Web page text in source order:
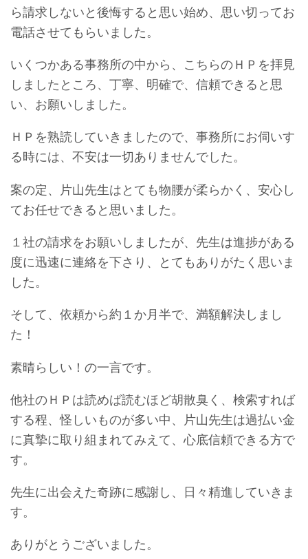
ら請求しないと後悔すると思い始め、思い切ってお
電話させてもらいました。
いくつかある事務所の中から、こちらのＨＰを拝見
しましたところ、丁寧、明確で、信頼できると思
い、お願いしました。
ＨＰを熟読していきましたので、事務所にお伺いす
る時には、不安は一切ありませんでした。
案の定、片山先生はとても物腰が柔らかく、安心し
てお任せできると思いました。
１社の請求をお願いしましたが、先生は進捗がある
度に迅速に連絡を下さり、とてもありがたく思いま
した。
そして、依頼から約１か月半で、満額解決しまし
た！
素晴らしい！の一言です。
他社のＨＰは読めば読むほど胡散臭く、検索すれば
する程、怪しいものが多い中、片山先生は過払い金
に真摯に取り組まれてみえて、心底信頼できる方で
す。
先生に出会えた奇跡に感謝し、日々精進していきま
す。
ありがとうございました。